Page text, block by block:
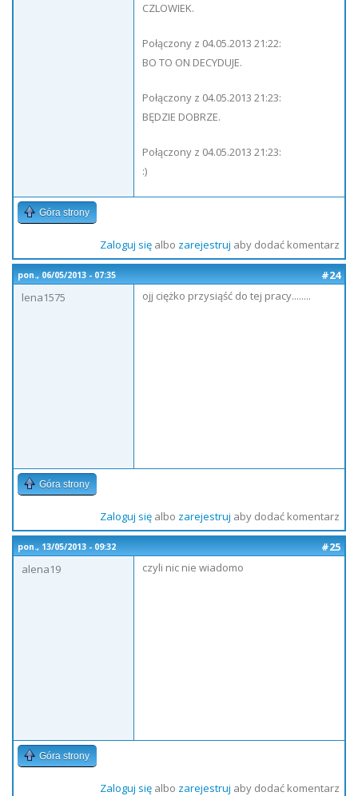
CZLOWIEK.
Połączony z 04.05.2013 21:22:
BO TO ON DECYDUJE.
Połączony z 04.05.2013 21:23:
BĘDZIE DOBRZE.
Połączony z 04.05.2013 21:23:
:)
Góra strony
Zaloguj sięalbo zarejestruj aby dodać komentarz
pon., 06/05/2013 - 07:35
#24
lena1575
ojj ciężko przysiąść do tej pracy........
Góra strony
Zaloguj sięalbo zarejestruj aby dodać komentarz
pon., 13/05/2013 - 09:32
#25
alena19
czyli nic nie wiadomo
Góra strony
Zaloguj sięalbo zarejestruj aby dodać komentarz